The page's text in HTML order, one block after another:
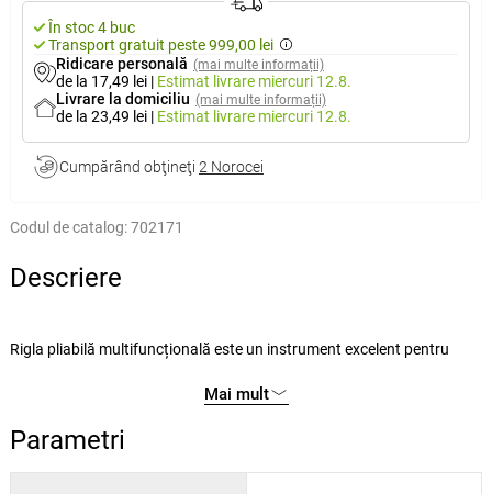
În stoc 4 buc
Transport gratuit peste 999,00 lei
Ridicare personală (mai multe informații)
de la 17,49 lei | Estimat livrare miercuri 12.8.
Livrare la domiciliu (mai multe informații)
de la 23,49 lei | Estimat livrare miercuri 12.8.
Cumpărând obţineţi 2 Norocei
Codul de catalog:702171
Descriere
Rigla pliabilă multifuncțională este un instrument excelent pentru
pliat și folosește un mecanism unic de strângere care poate fi slăbit
sau strâns cu o singură mână.
Mai mult
Parametri